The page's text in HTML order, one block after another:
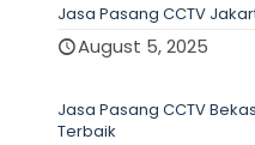
Jasa Pasang CCTV
August 5, 2025
Jasa Pasang CCTV
Terbaik